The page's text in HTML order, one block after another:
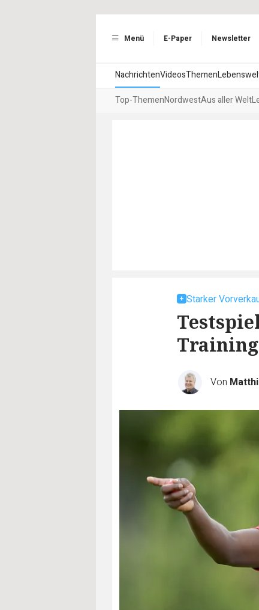
Menü E-Paper Newsletter
NachrichtenVideosThemen
Top-ThemenNordwestAus aller Welt
Starker
Training
Von